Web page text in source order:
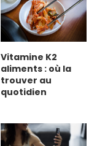
Vitamine K2
aliments : où la
trouver au
quotidien